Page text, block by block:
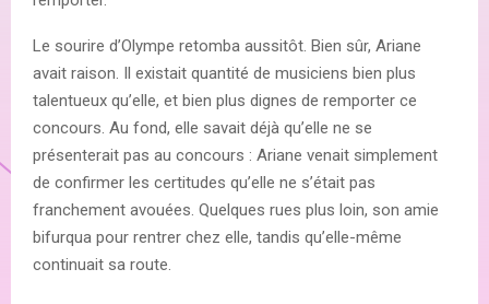
Le sourire d’Olympe retomba aussitôt. Bien sûr, Ariane
avait raison. Il existait quantité de musiciens bien plus
talentueux qu’elle, et bien plus dignes de remporter ce
concours. Au fond, elle savait déjà qu’elle ne se
présenterait pas au concours : Ariane venait simplement
de confirmer les certitudes qu’elle ne s’était pas
franchement avouées. Quelques rues plus loin, son amie
bifurqua pour rentrer chez elle, tandis qu’elle-même
continuait sa route.